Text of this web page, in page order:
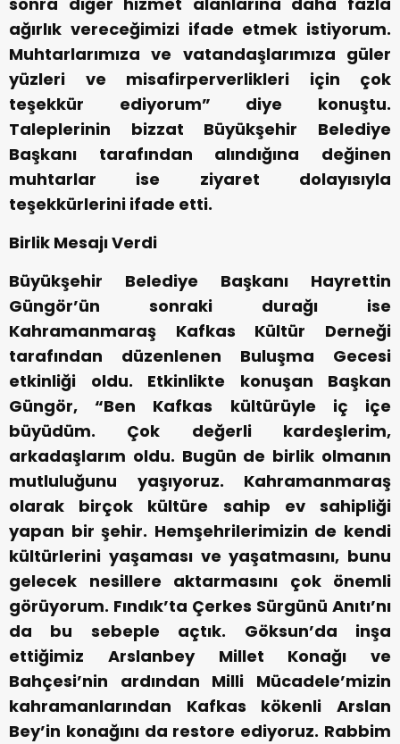
ağırlık vereceğimizi ifade etmek istiyorum.
Muhtarlarımıza ve vatandaşlarımıza güler
yüzleri ve misafirperverlikleri için çok
teşekkür ediyorum” diye konuştu.
Taleplerinin bizzat Büyükşehir Belediye
Başkanı tarafından alındığına değinen
muhtarlar ise ziyaret dolayısıyla
teşekkürlerini ifade etti.
Birlik Mesajı Verdi
Büyükşehir Belediye Başkanı Hayrettin
Güngör’ün sonraki durağı ise
Kahramanmaraş Kafkas Kültür Derneği
tarafından düzenlenen Buluşma Gecesi
etkinliği oldu. Etkinlikte konuşan Başkan
Güngör, “Ben Kafkas kültürüyle iç içe
büyüdüm. Çok değerli kardeşlerim,
arkadaşlarım oldu. Bugün de birlik olmanın
mutluluğunu yaşıyoruz. Kahramanmaraş
olarak birçok kültüre sahip ev sahipliği
yapan bir şehir. Hemşehrilerimizin de kendi
kültürlerini yaşaması ve yaşatmasını, bunu
gelecek nesillere aktarmasını çok önemli
görüyorum. Fındık’ta Çerkes Sürgünü Anıtı’nı
da bu sebeple açtık. Göksun’da inşa
ettiğimiz Arslanbey Millet Konağı ve
Bahçesi’nin ardından Milli Mücadele’mizin
kahramanlarından Kafkas kökenli Arslan
Bey’in konağını da restore ediyoruz. Rabbim